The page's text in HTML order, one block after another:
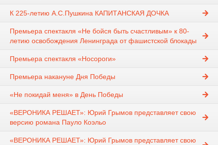
К 225-летию А.С.Пушкина КАПИТАНСКАЯ ДОЧКА
Премьера спектакля «Не бойся быть счастливым» к 80-
летию освобождения Ленинграда от фашистской блокады
Премьера спектакля «Носороги»
Премьера накануне Дня Победы
«Не покидай меня» в День Победы
«ВЕРОНИКА РЕШАЕТ»: Юрий Грымов представляет свою
версию романа Пауло Коэльо
«ВЕРОНИКА РЕШАЕТ»: Юрий Грымов представляет свою